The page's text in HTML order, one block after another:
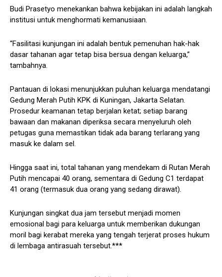
Budi Prasetyo menekankan bahwa kebijakan ini adalah langkah
institusi untuk menghormati kemanusiaan.
“Fasilitasi kunjungan ini adalah bentuk pemenuhan hak-hak
dasar tahanan agar tetap bisa bersua dengan keluarga,”
tambahnya.
Pantauan di lokasi menunjukkan puluhan keluarga mendatangi
Gedung Merah Putih KPK di Kuningan, Jakarta Selatan.
Prosedur keamanan tetap berjalan ketat; setiap barang
bawaan dan makanan diperiksa secara menyeluruh oleh
petugas guna memastikan tidak ada barang terlarang yang
masuk ke dalam sel.
Hingga saat ini, total tahanan yang mendekam di Rutan Merah
Putih mencapai 40 orang, sementara di Gedung C1 terdapat
41 orang (termasuk dua orang yang sedang dirawat).
Kunjungan singkat dua jam tersebut menjadi momen
emosional bagi para keluarga untuk memberikan dukungan
moril bagi kerabat mereka yang tengah terjerat proses hukum
di lembaga antirasuah tersebut.***